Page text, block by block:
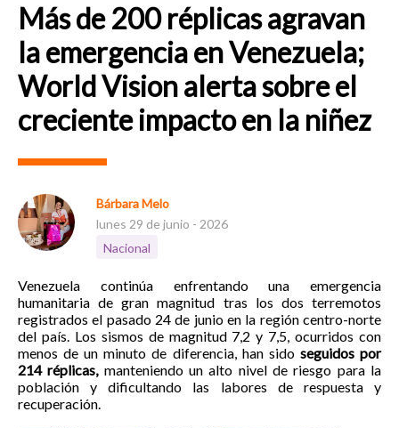
Más de 200 réplicas agravan
la emergencia en Venezuela;
World Vision alerta sobre el
creciente impacto en la niñez
Bárbara Melo
lunes 29 de junio - 2026
Nacional
Venezuela continúa enfrentando una emergencia
humanitaria de gran magnitud tras los dos terremotos
registrados el pasado 24 de junio en la región centro-norte
del país. Los sismos de magnitud 7,2 y 7,5, ocurridos con
menos de un minuto de diferencia, han sido seguidos por
214 réplicas,manteniendo un alto nivel de riesgo para la
población y dificultando las labores de respuesta y
recuperación.